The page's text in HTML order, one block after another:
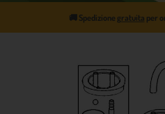
🚚 Spedizione gratuita per